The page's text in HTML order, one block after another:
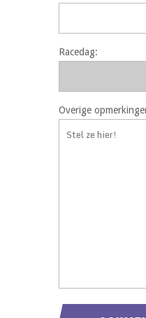
Racedag:
Overige